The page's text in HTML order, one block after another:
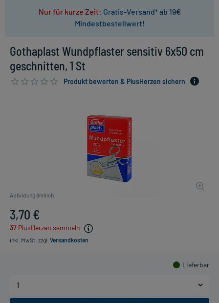
Nur für kurze Zeit: Gratis-Versand* ab 19€
Mindestbestellwert!
Gothaplast Wundpflaster sensitiv 6x50 cm
geschnitten, 1 St
Produkt bewerten & PlusHerzen sichern
Abbildung ähnlich
3,70 €
37 PlusHerzen sammeln
inkl. MwSt. zzgl. Versandkosten
Lieferbar